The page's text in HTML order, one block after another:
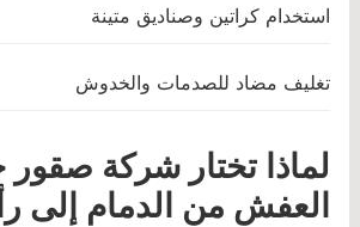
استخدام كراتين وصناديق متينة
تغليف مضاد للصدمات والخدوش
لماذا تختار شركة صقور
العفش من الدمام إلى